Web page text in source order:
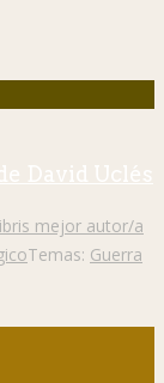
David Uclés
mejor autor/a
Temas: Guerra